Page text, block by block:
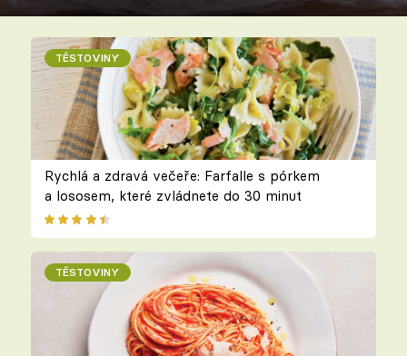
TĚSTOVINY
Rychlá a zdravá večeře: Farfalle s pórkem
a lososem, které zvládnete do 30 minut
TĚSTOVINY